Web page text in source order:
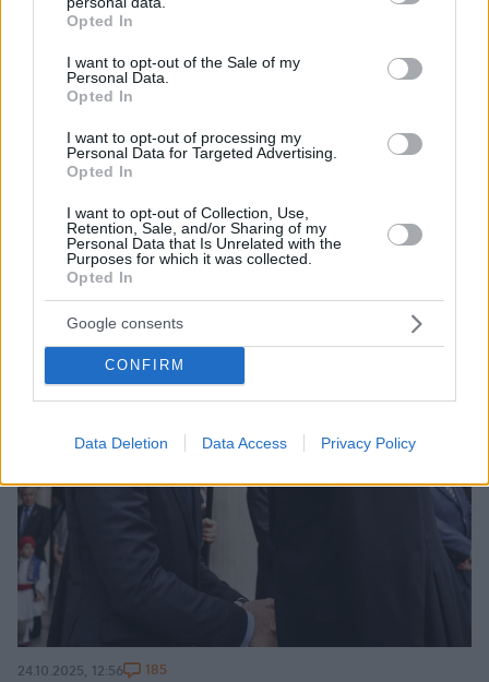
grant or deny consent to Google and its third-party tags to
use your data for below specified purposes in below Google
consent section.
Opted In
I want to opt-out of the Sale of my
Personal Data.
Opted In
I want to opt-out of processing my
Personal Data for Targeted Advertising.
Opted In
I want to opt-out of Collection, Use,
Retention, Sale, and/or Sharing of my
Personal Data that Is Unrelated with the
Purposes for which it was collected.
Opted In
Google consents
CONFIRM
Data Deletion Data Access Privacy Policy
Δένδια για τον Άγνωστο Στρατιώτη
Εθνικής Άμυνας λέγοντας ότι το ΥΠΕΘΑ δεν
πρόκειται να επιτρέψει την καθ’ οιονδήποτε τρόπο
υποβάθμιση του Μνημείου - Μπαράζ ανακοινώσεων
τις τελευταίες 24 ώρες για το Μνημείο
24.10.2025, 12:56 185